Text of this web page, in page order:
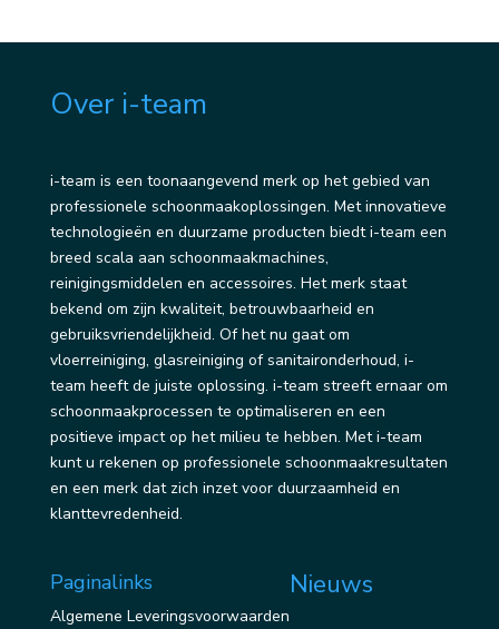
Over i-team
i-team is een toonaangevend merk op het gebied van
professionele schoonmaakoplossingen. Met innovatieve
technologieën en duurzame producten biedt i-team een
breed scala aan schoonmaakmachines,
reinigingsmiddelen en accessoires. Het merk staat
bekend om zijn kwaliteit, betrouwbaarheid en
gebruiksvriendelijkheid. Of het nu gaat om
vloerreiniging, glasreiniging of sanitaironderhoud, i-
team heeft de juiste oplossing. i-team streeft ernaar om
schoonmaakprocessen te optimaliseren en een
positieve impact op het milieu te hebben. Met i-team
kunt u rekenen op professionele schoonmaakresultaten
en een merk dat zich inzet voor duurzaamheid en
klanttevredenheid.
Paginalinks
Algemene Leveringsvoorwaarden
Nieuws